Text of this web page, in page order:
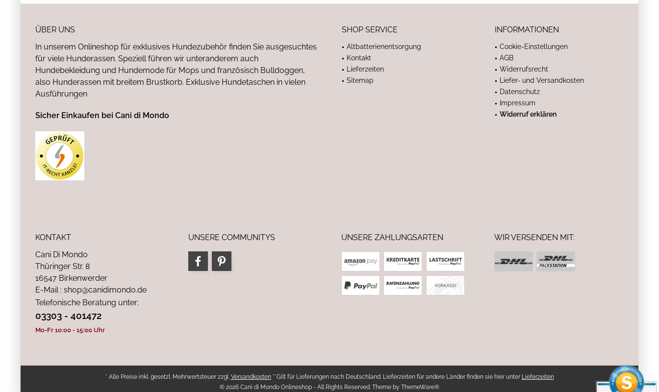
ÜBER UNS
In unserem Onlineshop für exklusives Hundezubehör finden Sie ausgesuchtes
für viele Hunderassen. Speziell führen wir unteranderem auch
Hundebekleidung und Hundemode für Mops und französisch Bulldoggen,
also Hunderassen mit breitem Brustkorb. Exklusive Hundetaschen in vielen
Ausführungen
Sicher Einkaufen bei Cani di Mondo
SHOP SERVICE
Altbatterienentsorgung
Kontakt
Lieferzeiten
Sitemap
INFORMATIONEN
Cookie-Einstellungen
AGB
Widerrufsrecht
Liefer- und Versandkosten
Datenschutz
Impressum
Widerruf erklären
KONTAKT
Cani Di Mondo
Thüringer Str. 8
16547 Birkenwerder
E-Mail : shop@canidimondo.de
Telefonische Beratung unter:
03303 - 401472
Mo-Fr 10:00 - 15:00 Uhr
UNSERE COMMUNITYS UNSERE ZAHLUNGSARTEN WIR VERSENDEN MIT:
* Alle Preise inkl. gesetzl. Mehrwertsteuer zzgl. Versandkosten**Gilt für Lieferungen nach Deutschland. Lieferzeiten für andere Länder finden sie hier unter Lieferzeiten
© 2026 Cani di Mondo Onlineshop - All Rights Reserved. Theme by ThemeWare®